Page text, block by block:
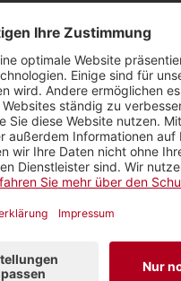
CR Audio: «Ich
im ‹Echo der Zeit›
dem Wissen und